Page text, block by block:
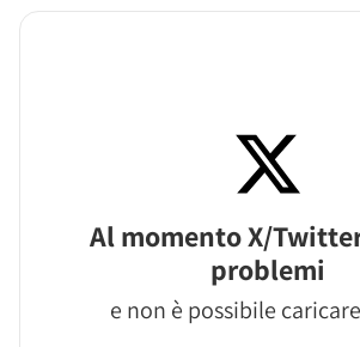
Al momento X/
problemi
e non è possibile